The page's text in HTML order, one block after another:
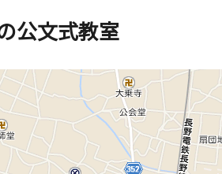
公文式教室